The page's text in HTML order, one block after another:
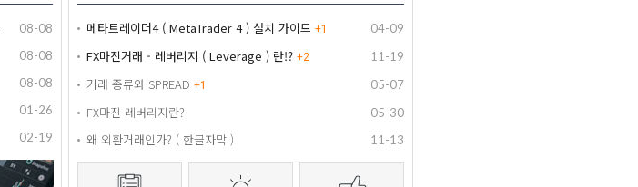
08-08
08-08
08-08
01-26
02-19
메타트레이더4 ( MetaTrader 4 ) 설치 가이드 +1 04-09
FX마진거래 - 레버리지 ( Leverage ) 란!? +2 11-19
거래 종류와 SPREAD+1 05-07
FX마진 레버리지란? 05-30
왜 외환거래인가? ( 한글자막 ) 11-13